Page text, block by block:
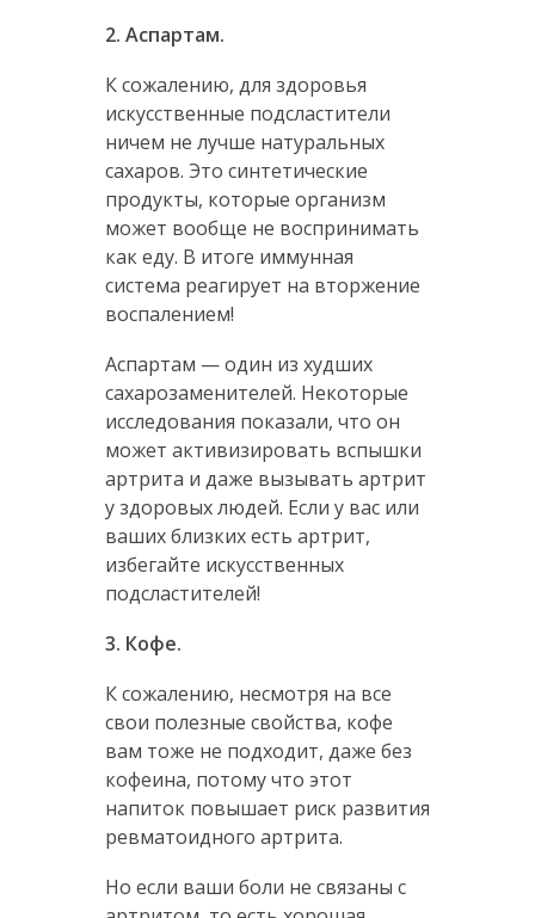
2. Аспартам.
К сожалению, для здоровья
искусственные подсластители
ничем не лучше натуральных
сахаров. Это синтетические
продукты, которые организм
может вообще не воспринимать
как еду. В итоге иммунная
система реагирует на вторжение
воспалением!
Аспартам — один из худших
сахарозаменителей. Некоторые
исследования показали, что он
может активизировать вспышки
артрита и даже вызывать артрит
у здоровых людей. Если у вас или
ваших близких есть артрит,
избегайте искусственных
подсластителей!
3. Кофе.
К сожалению, несмотря на все
свои полезные свойства, кофе
вам тоже не подходит, даже без
кофеина, потому что этот
напиток повышает риск развития
ревматоидного артрита.
Но если ваши боли не связаны с